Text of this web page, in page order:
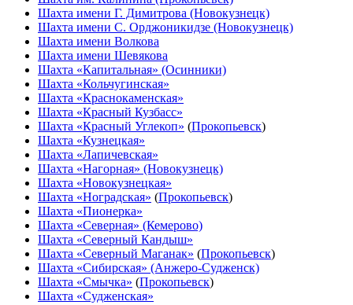
Шахта имени Г. Димитрова (Новокузнецк)
Шахта имени С. Орджоникидзе (Новокузнецк)
Шахта имени Волкова
Шахта имени Шевякова
Шахта «Капитальная» (Осинники)
Шахта «Кольчугинская»
Шахта «Краснокаменская»
Шахта «Красный Кузбасс»
Шахта «Красный Углекоп» (Прокопьевск)
Шахта «Кузнецкая»
Шахта «Лапичевская»
Шахта «Нагорная» (Новокузнецк)
Шахта «Новокузнецкая»
Шахта «Ноградская» (Прокопьевск)
Шахта «Пионерка»
Шахта «Северная» (Кемерово)
Шахта «Северный Кандыш»
Шахта «Северный Маганак» (Прокопьевск)
Шахта «Сибирская» (Анжеро-Судженск)
Шахта «Смычка» (Прокопьевск)
Шахта «Судженская»